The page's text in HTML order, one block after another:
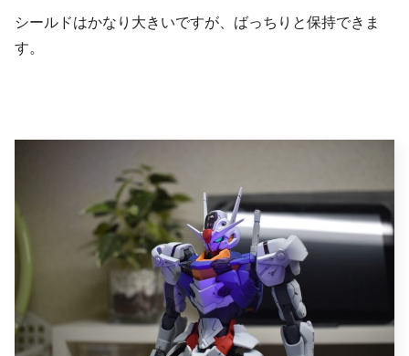
シールドはかなり大きいですが、ばっちりと保持できま
す。